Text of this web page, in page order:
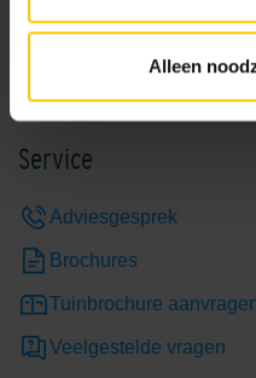
Alleen
Bekijk
Service
Adviesgesprek
Brochures
Tuinbrochure
Veelgestelde vragen